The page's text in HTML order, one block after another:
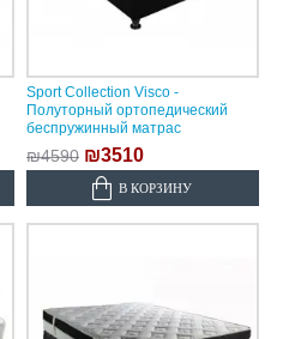
Sport Collection Visco -
Полуторный ортопедический
беспружинный матрас
₪4590 ₪3510
В КОРЗИНУ